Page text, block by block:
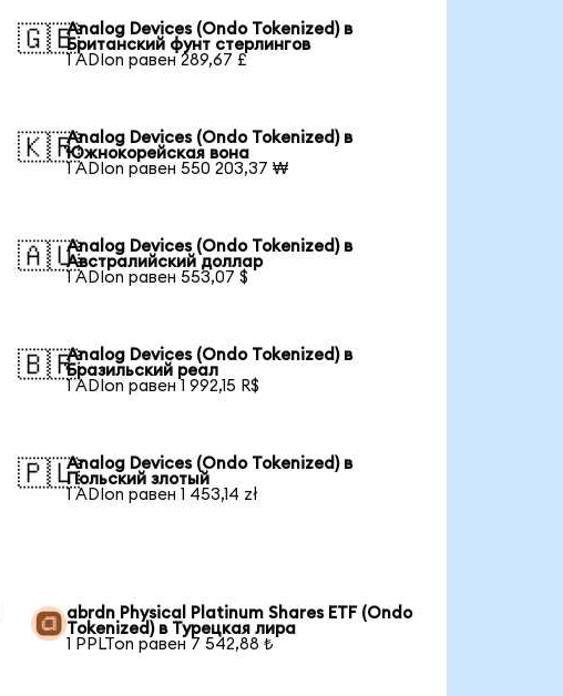
🇬🇧Analog Devices (Ondo Tokenized) в
Британский фунт стерлингов
1 ADIon равен 289,67 £
🇰🇷Analog Devices (Ondo Tokenized) в
Южнокорейская вона
1 ADIon равен 550 203,37 ₩
🇦🇺Analog Devices (Ondo Tokenized) в
Австралийский доллар
1 ADIon равен 553,07 $
🇧🇷Analog Devices (Ondo Tokenized) в
Бразильский реал
1 ADIon равен 1 992,15 R$
🇵🇱Analog Devices (Ondo Tokenized) в
Польский злотый
1 ADIon равен 1 453,14 zł
abrdn Physical Platinum Shares ETF (Ondo
Tokenized) в Турецкая лира
1 PPLTon равен 7 542,88 ₺